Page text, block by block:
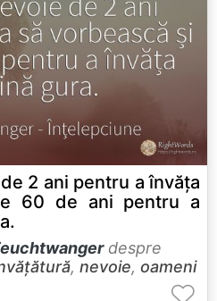
2 ani pentru a învăța
60 de ani pentru a
despre
, nevoie, oameni